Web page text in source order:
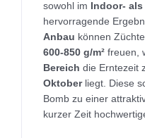
sowohl im
Indoor-
hervorragende
Anbau können
600-850 g/m² freuen,
Bereich die Erntezeit
Oktoberliegt. Diese
Bomb zu einer
kurzer Zeit